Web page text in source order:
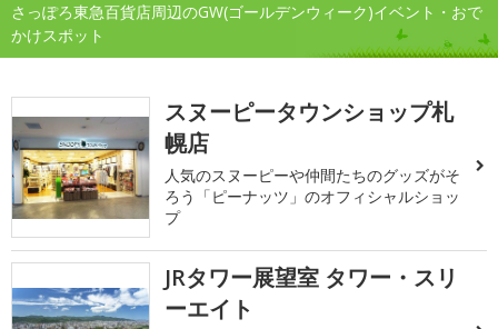
さっぽろ東急百貨店周辺のGW(ゴールデンウィーク)イベント・おで
かけスポット
スヌーピータウンショップ札
幌店
人気のスヌーピーや仲間たちのグッズがそ
ろう「ピーナッツ」のオフィシャルショッ
プ
JRタワー展望室 タワー・スリ
ーエイト